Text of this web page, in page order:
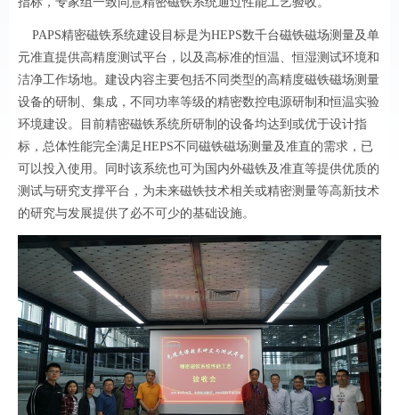
PAPS精密磁铁系统建设目标是为HEPS数千台磁铁磁场测量及单
元准直提供高精度测试平台，以及高标准的恒温、恒湿测试环境和
洁净工作场地。建设内容主要包括不同类型的高精度磁铁磁场测量
设备的研制、集成，不同功率等级的精密数控电源研制和恒温实验
环境建设。目前精密磁铁系统所研制的设备均达到或优于设计指
标，总体性能完全满足HEPS不同磁铁磁场测量及准直的需求，已
可以投入使用。同时该系统也可为国内外磁铁及准直等提供优质的
测试与研究支撑平台，为未来磁铁技术相关或精密测量等高新技术
的研究与发展提供了必不可少的基础设施。